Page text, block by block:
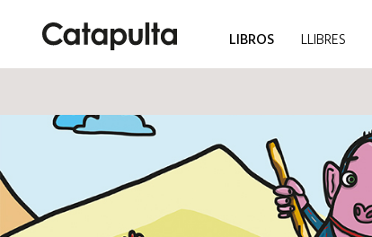
LIBROS LLIBRES